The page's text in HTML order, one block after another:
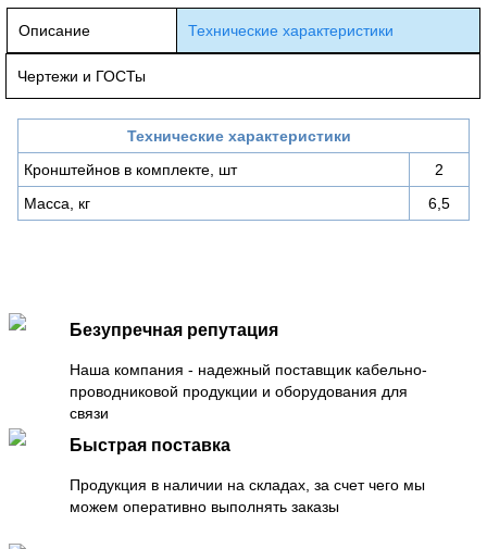
Описание Технические характеристики
Чертежи и ГОСТы
Технические характеристики
Кронштейнов в комплекте, шт
2
Масса, кг
6,5
Безупречная репутация
Наша компания - надежный поставщик кабельно-
проводниковой продукции и оборудования для
связи
Быстрая поставка
Продукция в наличии на складах, за счет чего мы
можем оперативно выполнять заказы